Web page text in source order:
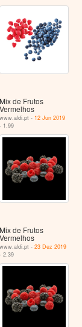
Mix de Frutos
Vermelhos
www.aldi.pt - 12 Jun 2019
- 1.99
Mix de Frutos
Vermelhos
www.aldi.pt -23 Dez 2019
- 2.39